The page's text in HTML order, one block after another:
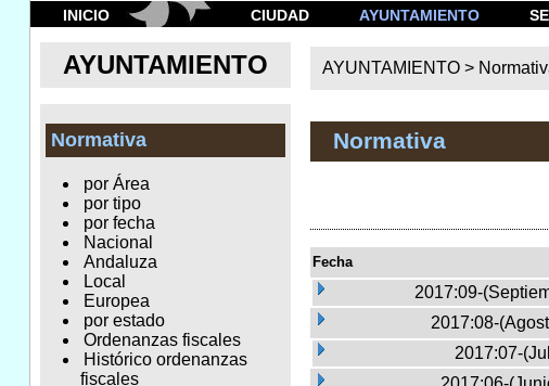
INICIO CIUDAD AYUNTAMIENTO
AYUNTAMIENTO
Normativa
por Área
por tipo
por fecha
Nacional
Andaluza
Local
Europea
por estado
Ordenanzas fiscales
Histórico ordenanzas
fiscales
AYUNTAMIENTO >
Normativa
Fecha
2017:09-
2017:08-
2017:07-